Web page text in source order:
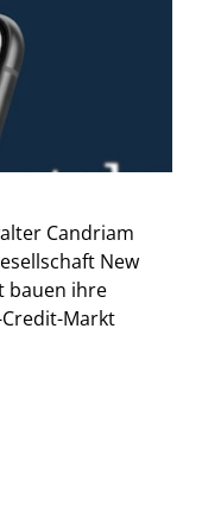
Candriam
New
bauen ihre
Markt